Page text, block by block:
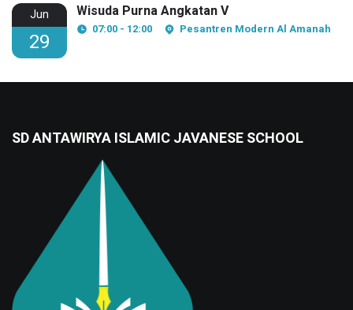
Jun
29
Wisuda Purna Angkatan V
07:00 - 12:00 Pesantren Modern Al Amanah
SD ANTAWIRYA ISLAMIC JAVANESE SCHOOL